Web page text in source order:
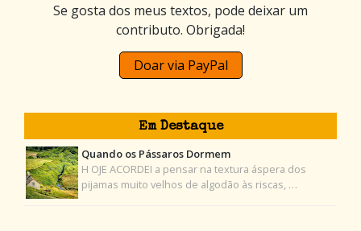
Se gosta dos meus textos, pode deixar um
contributo. Obrigada!
Doar via PayPal
Em Destaque
Quando os Pássaros Dormem
H OJE ACORDEI a pensar na textura áspera dos
pijamas muito velhos de algodão às riscas, …